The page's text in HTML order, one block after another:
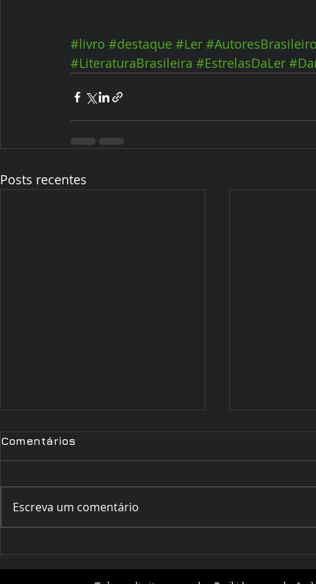
#livro #destaque #Ler
#LiteraturaBrasileira #EstrelasDaLer
Posts recentes
Leves e Apaixonantes
Inspiram
Comentários
Escreva um comentário